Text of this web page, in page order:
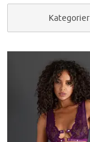
Kategorier